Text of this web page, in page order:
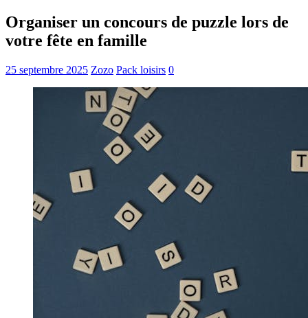
Organiser un concours de puzzle lors de
votre fête en famille
25 septembre 2025 Zozo Pack loisirs 0